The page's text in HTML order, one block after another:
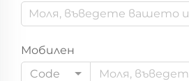
Мобилен
Code